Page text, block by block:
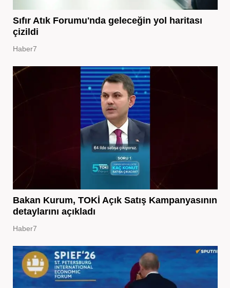
Sıfır Atık Forumu'nda geleceğin yol haritası
çizildi
Haber7
Bakan Kurum, TOKİ Açık Satış Kampanyasının
detaylarını açıkladı
Haber7